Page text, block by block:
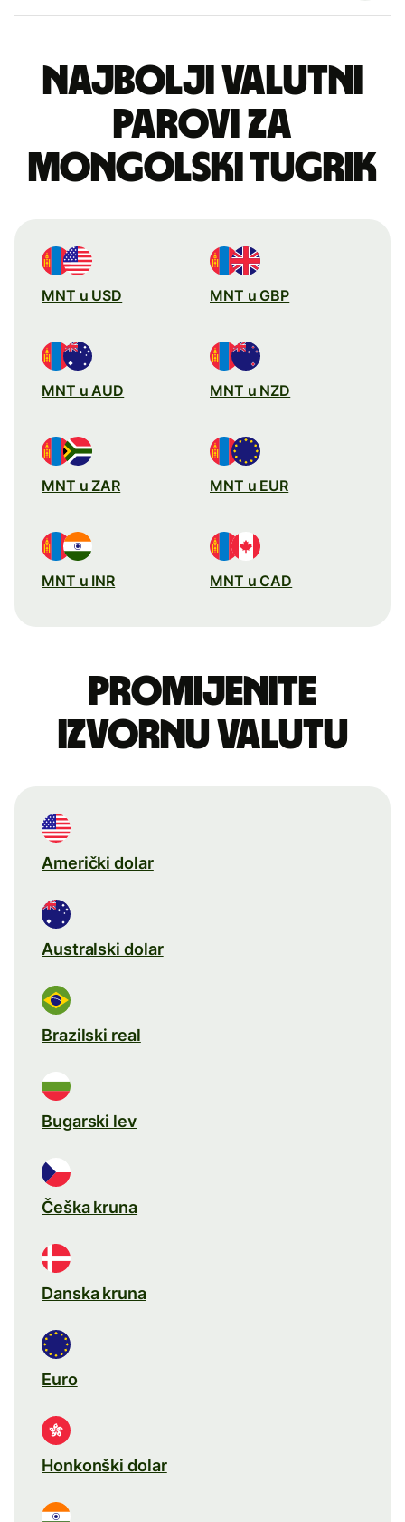
Najbolji valutni
parovi za
mongolski tugrik
MNT u USD MNT u GBP
MNT u AUD MNT u NZD
MNT u ZAR MNT u EUR
MNT u INR MNT u CAD
Promijenite
izvornu valutu
Američki dolar
Australski dolar
Brazilski real
Bugarski lev
Češka kruna
Danska kruna
Euro
Honkonški dolar